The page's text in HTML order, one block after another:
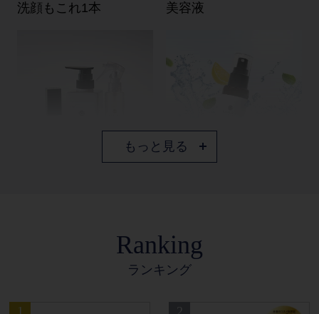
洗顔もこれ1本
美容液
もっと見る
Ranking
ランキング